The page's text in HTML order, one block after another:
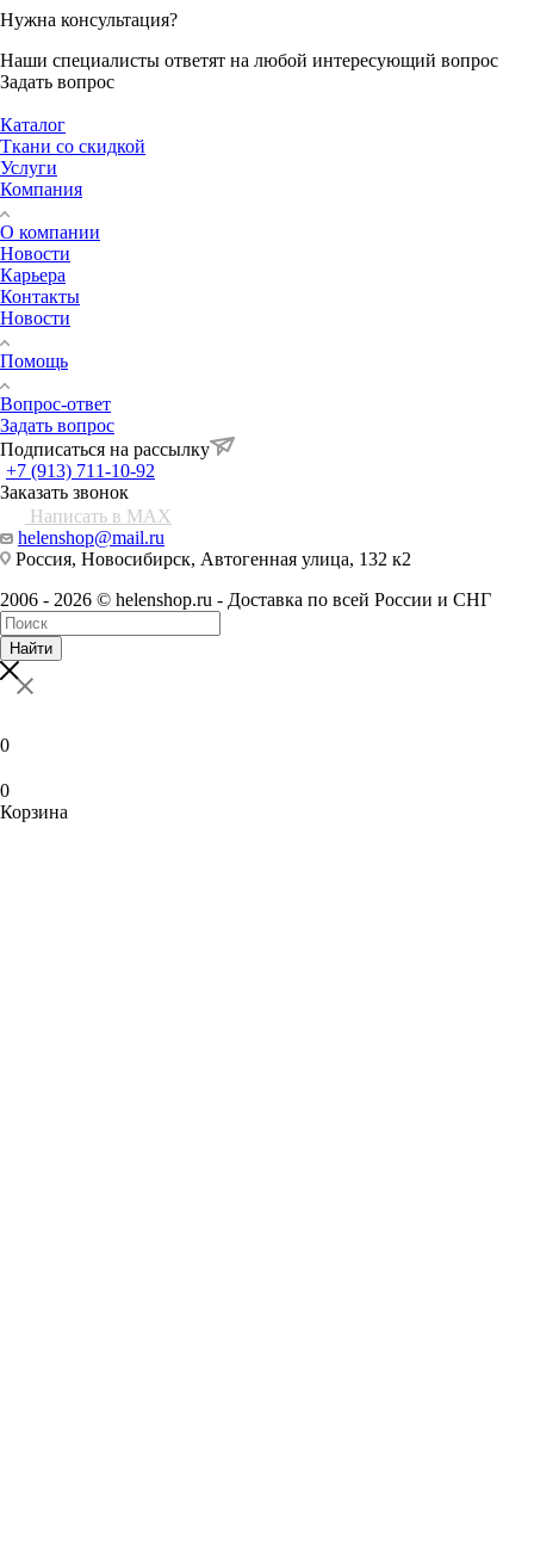
Нужна консультация?
Наши специалисты ответят на любой интересующий вопрос
Задать вопрос
Каталог
Ткани со скидкой
Услуги
Компания
О компании
Новости
Карьера
Контакты
Новости
Помощь
Вопрос-ответ
Задать вопрос
Подписаться на рассылку
+7 (913) 711-10-92
Заказать звонок
Написать в MAX
helenshop@mail.ru
Россия, Новосибирск, Автогенная улица, 132 к2
2006 - 2026 © helenshop.ru - Доставка по всей России и СНГ
Найти
0
0
Корзина